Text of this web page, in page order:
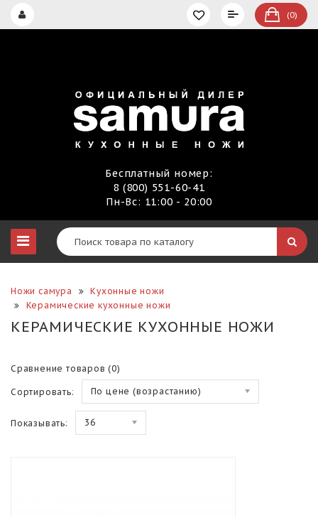
(0)
Бесплатный номер:
8 (800) 551-60-41
Пн-Вс: 11:00 - 20:00
Ножи самура
Кухонные ножи
Керамические кухонные ножи
КЕРАМИЧЕСКИЕ КУХОННЫЕ НОЖИ
Сравнение товаров (0)
Сортировать: По цене (возрастанию)
Показывать: 36